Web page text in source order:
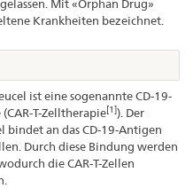
Mit «Orphan Drug»
Krankheiten bezeichnet.
ist eine sogenannte CD-19-
T-Zelltherapie[1]). Der
an das CD-19-Antigen
Durch diese Bindung werden
die CAR-T-Zellen